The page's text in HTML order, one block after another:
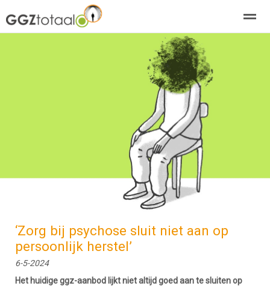
agenda adverteren
Zoeken Pagina's
‘Zorg bij psychose sluit niet aan op
persoonlijk herstel’
6-5-2024
Het huidige ggz-aanbod lijkt niet altijd goed aan te sluiten op